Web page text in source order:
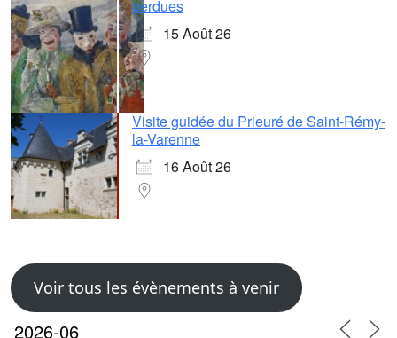
perdues
15 Août 26
Visite guidée du Prieuré de Saint-Rémy-
la-Varenne
16 Août 26
Voir tous les évènements à venir